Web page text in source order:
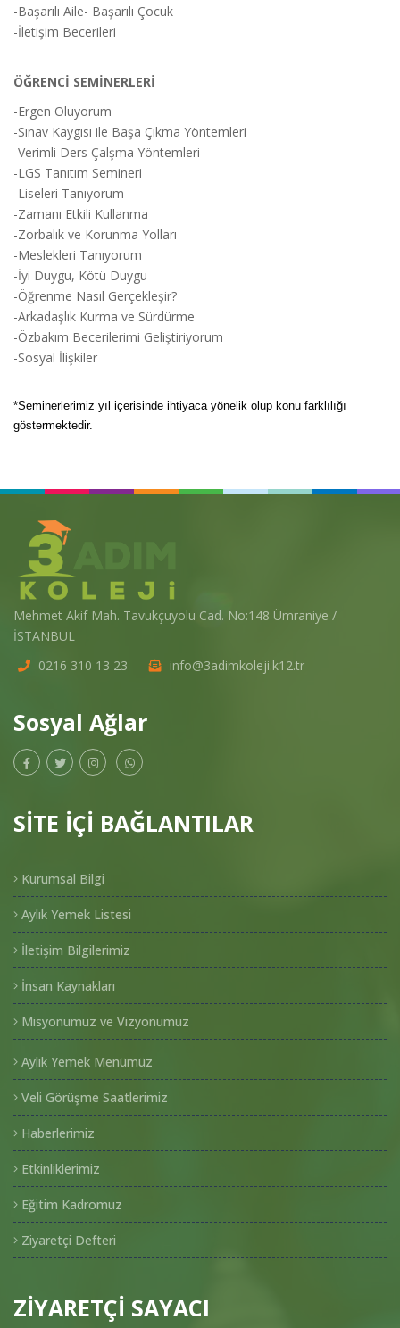
-Başarılı Aile- Başarılı Çocuk
-İletişim Becerileri
ÖĞRENCİ SEMİNERLERİ
-Ergen Oluyorum
-Sınav Kaygısı ile Başa Çıkma Yöntemleri
-Verimli Ders Çalşma Yöntemleri
-LGS Tanıtım Semineri
-Liseleri Tanıyorum
-Zamanı Etkili Kullanma
-Zorbalık ve Korunma Yolları
-Meslekleri Tanıyorum
-İyi Duygu, Kötü Duygu
-Öğrenme Nasıl Gerçekleşir?
-Arkadaşlık Kurma ve Sürdürme
-Özbakım Becerilerimi Geliştiriyorum
-Sosyal İlişkiler
*Seminerlerimiz yıl içerisinde ihtiyaca yönelik olup konu farklılığı
göstermektedir.
Mehmet Akif Mah. Tavukçuyolu Cad. No:148 Ümraniye /
İSTANBUL
0216 310 13 23
info@3adimkoleji.k12.tr
Sosyal Ağlar
SİTE İÇİ BAĞLANTILAR
Kurumsal Bilgi
Aylık Yemek Listesi
İletişim Bilgilerimiz
İnsan Kaynakları
Misyonumuz ve Vizyonumuz
Aylık Yemek Menümüz
Veli Görüşme Saatlerimiz
Haberlerimiz
Etkinliklerimiz
Eğitim Kadromuz
Ziyaretçi Defteri
ZİYARETÇİ SAYACI